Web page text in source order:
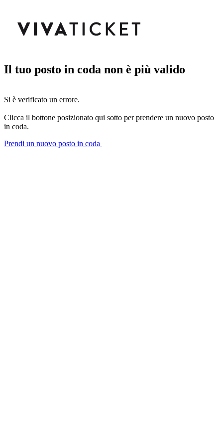
Il tuo posto in coda non è più valido
Si è verificato un errore.
Clicca il bottone posizionato qui sotto per prendere un nuovo posto
in coda.
Prendi un nuovo posto in coda